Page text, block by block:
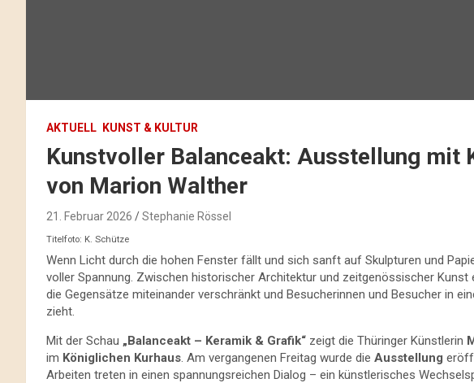
AKTUELL KUNST & KULTUR
Kunstvoller Balanceakt: Ausstellung mit
von Marion Walther
21. Februar 2026 Stephanie Rössel
Titelfoto: K. Schütze
Wenn Licht durch die hohen Fenster fällt und sich sanft auf Skulpturen und
voller Spannung. Zwischen historischer Architektur und zeitgenössischer
die Gegensätze miteinander verschränkt und Besucherinnen und Besucher in
zieht.
Mit der Schau „Balanceakt – Keramik & Grafik“ zeigt die Thüringer Künstlerin
im Königlichen Kurhaus . Am vergangenen Freitag wurde die Ausstellung
Arbeiten treten in einen spannungsreichen Dialog – ein künstlerisches